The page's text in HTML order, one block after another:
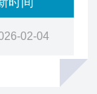
直接替换，
，到期提示
02-04